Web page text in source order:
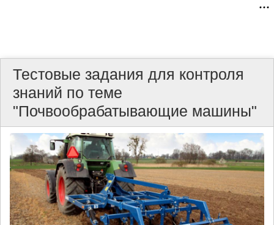
Тестовые задания для контроля
знаний по теме
"Почвообрабатывающие машины"